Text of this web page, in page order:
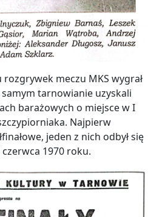
meczu MKS wygrał
samym tarnowianie uzyskali
barażowych o miejsce w I
Najpierw
jeden z nich odbył się
1970 roku.